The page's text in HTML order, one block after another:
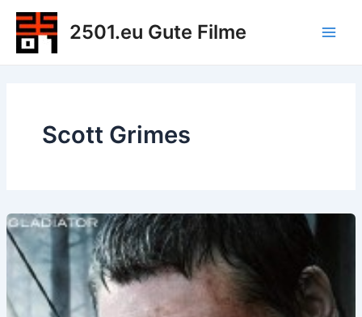
Zum
Inhalt
springen
2501.eu Gute Filme
Scott Grimes